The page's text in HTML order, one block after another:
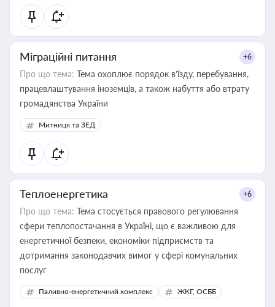
Міграційні питання +6
Про що тема: Тема охоплює порядок в’їзду, перебування,
працевлаштування іноземців, а також набуття або втрату
громадянства України
Митниця та ЗЕД
Теплоенергетика +6
Про що тема: Тема стосується правового регулювання
сфери теплопостачання в Україні, що є важливою для
енергетичної безпеки, економіки підприємств та
дотримання законодавчих вимог у сфері комунальних
послуг
Паливно-енергетичний комплекс ЖКГ, ОСББ